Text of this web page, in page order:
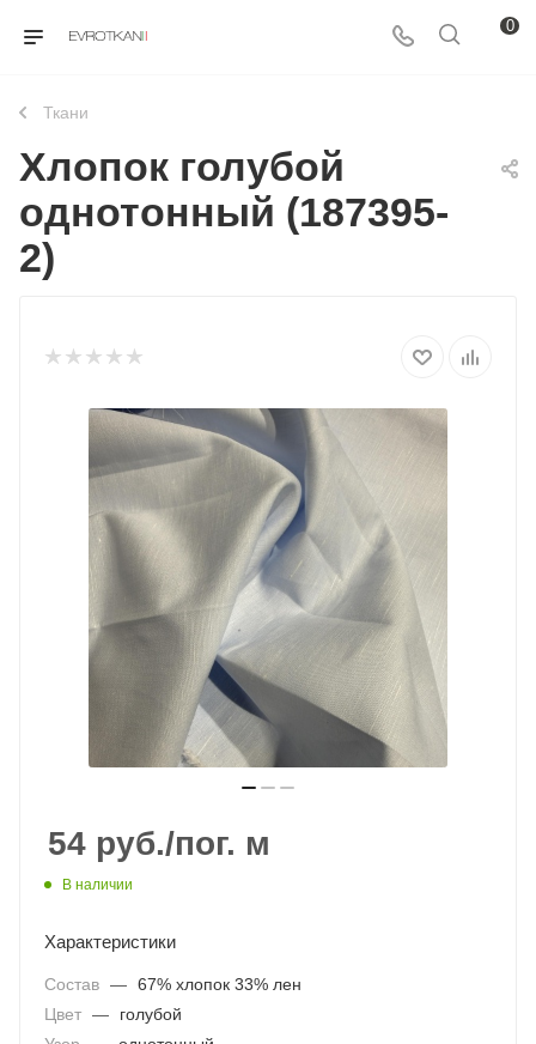
0
Ткани
Хлопок голубой
однотонный (187395-
2)
54 руб./пог. м
В наличии
Характеристики
Состав — 67% хлопок 33% лен
Цвет —
голубой